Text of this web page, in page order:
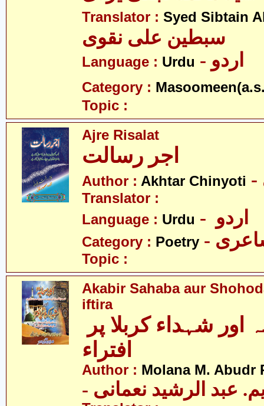
Translator : Syed Sibtain
سبطین علی نقوی
Language : Urdu - اردو
Category :
Topic :
Ajre Risalat
Author : Akhtar Chinyoti
Translator :
Language : Urdu
Category : Poetry
Topic :
Akabir Sahaba aur
iftira
Author : Molana M. Abudr
ایم. عبد الرشید نعمانی